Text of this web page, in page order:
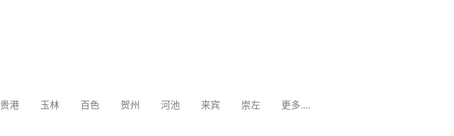
贵港 玉林 百色 贺州 河池 来宾 崇左 更多....